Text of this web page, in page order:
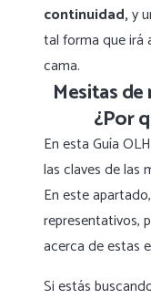
continuidad,y
tal forma que irá
cama.
Mesitas
¿Por
En esta Guía
las claves de las
En este
representativos,
acerca de estas
Si estás